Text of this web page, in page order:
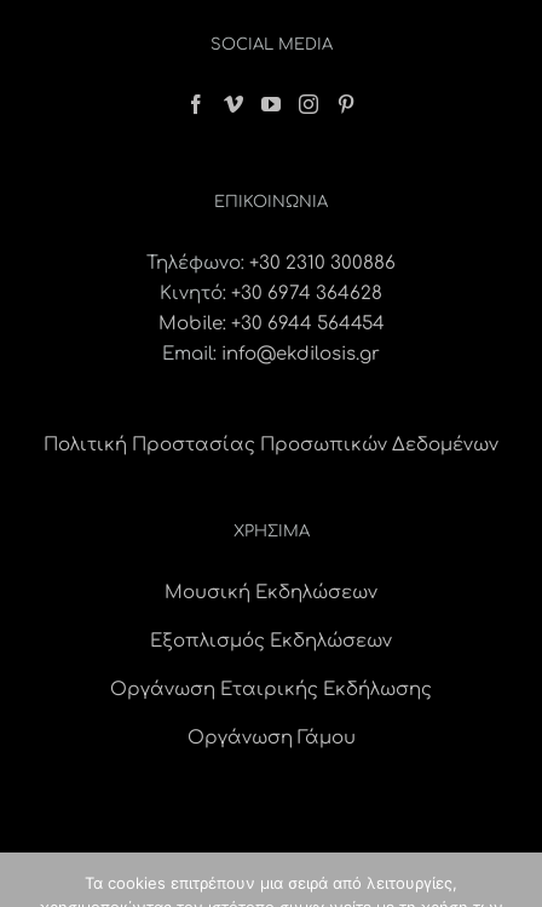
SOCIAL MEDIA
ΕΠΙΚΟΙΝΩΝΊΑ
Τηλέφωνο: +30 2310 300886
Κινητό: +30 6974 364628
Mobile: +30 6944 564454
Email: info@ekdilosis.gr
Πολιτική Προστασίας Προσωπικών Δεδομένων
ΧΡΗΣΙΜΑ
Μουσική Εκδηλώσεων
Εξοπλισμός Εκδηλώσεων
Οργάνωση Εταιρικής Εκδήλωσης
Οργάνωση Γάμου
Τα cookies επιτρέπουν μια σειρά από λειτουργίες,